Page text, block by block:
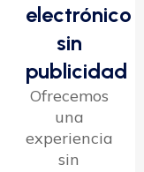
electrónico
sin
publicidad
Ofrecemos
una
experiencia
sin